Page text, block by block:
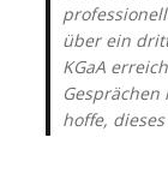
über ein
KGaA
hoffe,